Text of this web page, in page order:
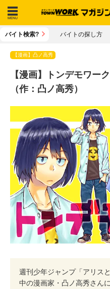
メニ
バイト検索? バイトの探し方
【漫画】凸ノ高秀
【漫画】トンデモワー
（作：凸ノ高秀）
週刊少年ジャンプ「アリス
中の漫画家・凸ノ高秀さん